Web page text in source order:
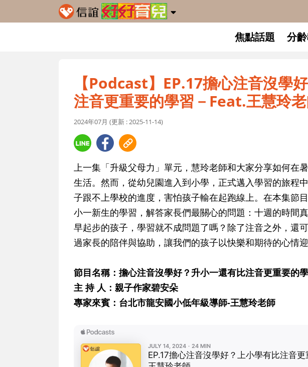
焦點話題 分
【Podcast】EP.17擔心注音沒學
注音更重要的學習－Feat.王慧玲
2024年07月 (更新 : 2025-11-14)
上一集「升級父母力」單元，慧玲老師和大家分享如何在
生活。然而，從幼兒園進入到小學，正式邁入學習的旅程
子跟不上學校的進度，害怕孩子輸在起跑線上。在本集節
小一新生的學習，解答家長們最關心的問題：十週的時間
早起步的孩子，學習就不成問題了嗎？除了注音之外，還
過家長的陪伴與協助，讓我們的孩子以快樂和期待的心情
節目名稱：擔心注音沒學好？升小一還有比注音更重要的
主 持 人：親子作家碧安朵
專家來賓：台北市龍安國小低年級導師-王慧玲老師
升
寶
和
助